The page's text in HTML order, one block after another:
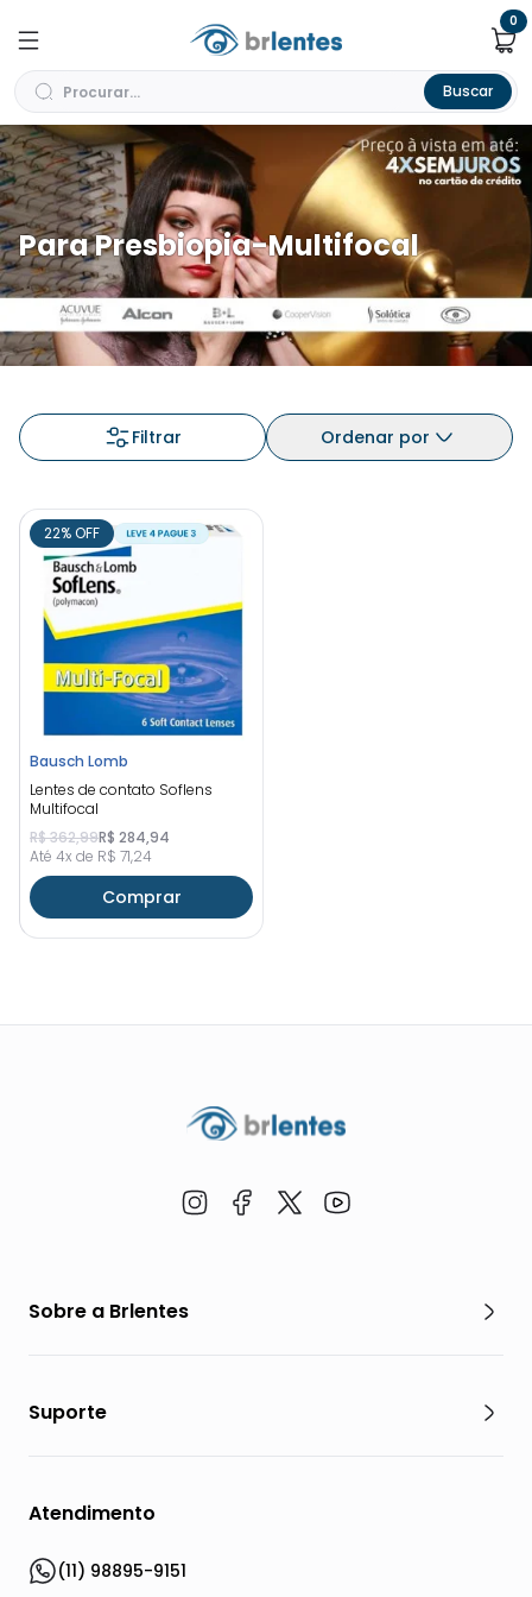
Buscar
0
Para Presbiopia-Multifocal
Filtrar Ordenar por
22% OFF
Bausch Lomb
Lentes de contato Soflens
Multifocal
R$ 362,99R$ 284,94
Até 4x de R$ 71,24
Comprar
Sobre a Brlentes
Suporte
Atendimento
(11) 98895-9151